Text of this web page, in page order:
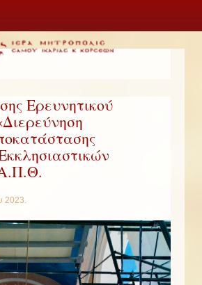
Ερευνητικού
2023.